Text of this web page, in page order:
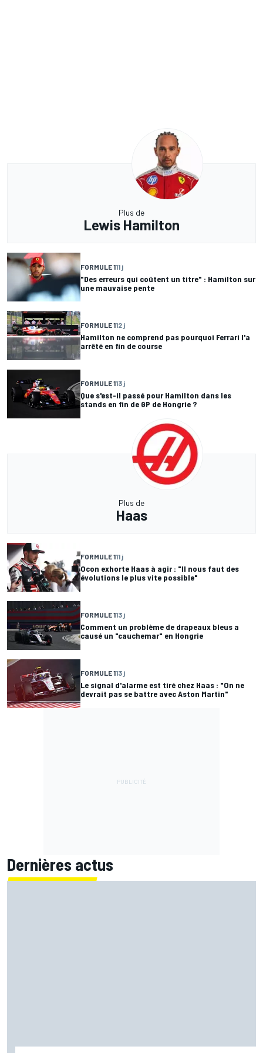
Plus de
Lewis Hamilton
FORMULE 111 j
"Des erreurs qui coûtent un titre" : Hamilton sur
une mauvaise pente
FORMULE 112 j
Hamilton ne comprend pas pourquoi Ferrari l'a
arrêté en fin de course
FORMULE 113 j
Que s'est-il passé pour Hamilton dans les
stands en fin de GP de Hongrie ?
Plus de
Haas
FORMULE 111 j
Ocon exhorte Haas à agir : "Il nous faut des
évolutions le plus vite possible"
FORMULE 113 j
Comment un problème de drapeaux bleus a
causé un "cauchemar" en Hongrie
FORMULE 113 j
Le signal d'alarme est tiré chez Haas : "On ne
devrait pas se battre avec Aston Martin"
Dernières actus